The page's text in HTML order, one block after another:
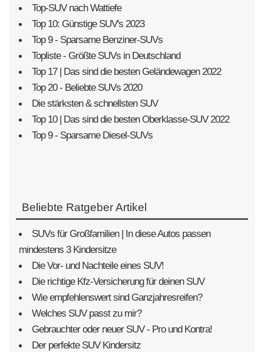
Top-SUV nach Wattiefe
Top 10: Günstige SUV's 2023
Top 9 - Sparsame Benziner-SUVs
Topliste - Größte SUVs in Deutschland
Top 17 | Das sind die besten Geländewagen 2022
Top 20 - Beliebte SUVs 2020
Die stärksten & schnellsten SUV
Top 10 | Das sind die besten Oberklasse-SUV 2022
Top 9 - Sparsame Diesel-SUVs
Beliebte Ratgeber Artikel
SUVs für Großfamilien | In diese Autos passen
mindestens 3 Kindersitze
Die Vor- und Nachteile eines SUV!
Die richtige Kfz-Versicherung für deinen SUV
Wie empfehlenswert sind Ganzjahresreifen?
Welches SUV passt zu mir?
Gebrauchter oder neuer SUV - Pro und Kontra!
Der perfekte SUV Kindersitz